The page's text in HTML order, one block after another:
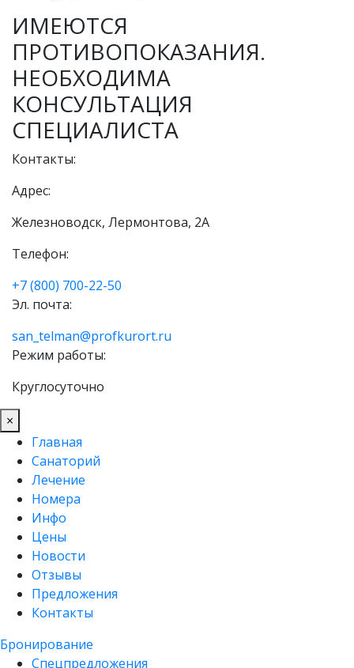
ИМЕЮТСЯ
ПРОТИВОПОКАЗАНИЯ.
НЕОБХОДИМА
КОНСУЛЬТАЦИЯ
СПЕЦИАЛИСТА
Контакты:
Адрес:
Железноводск, Лермонтова, 2А
Телефон:
+7 (800) 700-22-50
Эл. почта:
san_telman@profkurort.ru
Режим работы:
Круглосуточно
×
Главная
Санаторий
Лечение
Номера
Инфо
Цены
Новости
Отзывы
Предложения
Контакты
Бронирование
Спецпредложения